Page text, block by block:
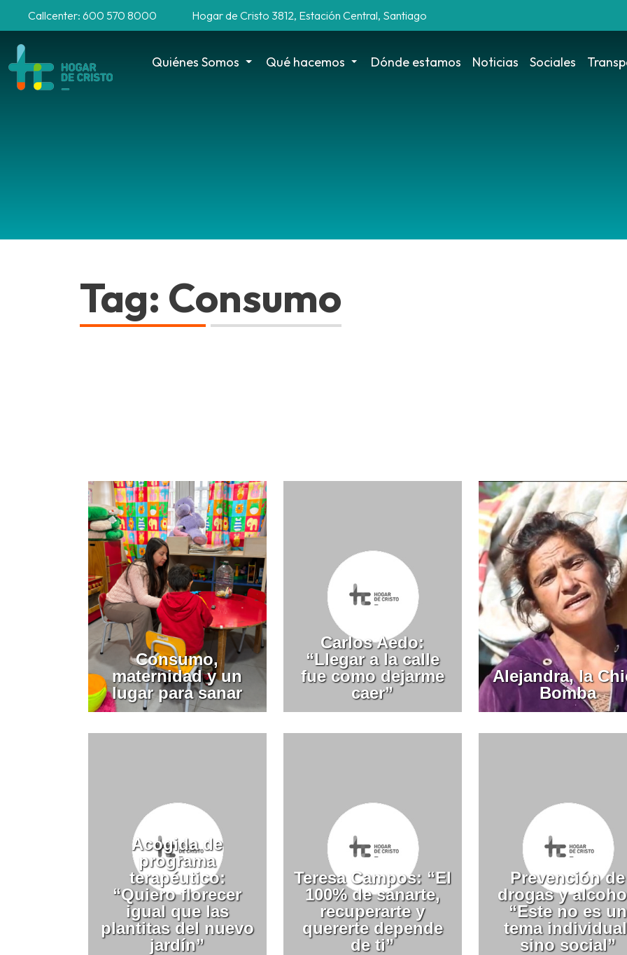
Callcenter: 600 570 8000 Hogar de Cristo 3812, Estación Central, Santiago
Quiénes Somos Qué hacemos Dónde estamos Noticias Sociales
Tag: Consumo
Consumo,
maternidad y un
lugar para sanar
Carlos Aedo:
“Llegar a la calle
fue como dejarme
caer”
Alejandra, la
Bomba
Acogida de
programa
terapéutico:
“Quiero florecer
igual que las
plantitas del nuevo
jardín”
Teresa Campos: “El
100% de sanarte,
recuperarte y
quererte depende
de ti”
Prevención de
drogas y
“Este no es un
tema
sino social”